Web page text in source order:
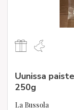
Uunissa
250g
La Bussola